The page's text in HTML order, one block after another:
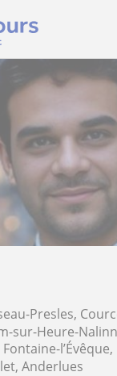
Presles,
sur-Heure-
Anderlues